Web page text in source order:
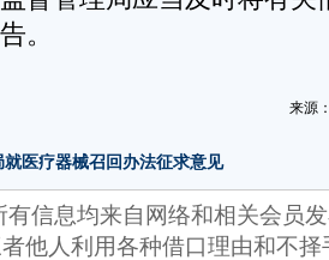
。
来源
就医疗器械召回办法征求意见
有信息均来自网络和相关会员
他人利用各种借口理由和不